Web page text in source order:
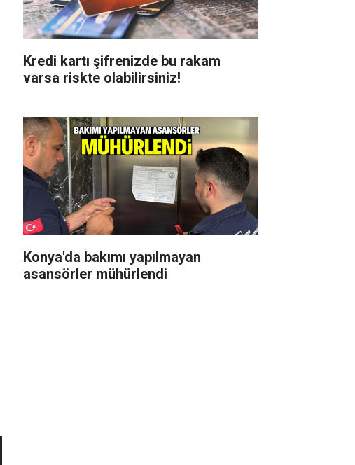
Kredi kartı şifrenizde bu rakam
varsa riskte olabilirsiniz!
Konya'da bakımı yapılmayan
asansörler mühürlendi